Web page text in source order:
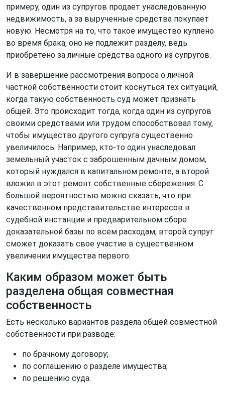
примеру, один из супругов продает унаследованную
недвижимость, а за вырученные средства покупает
новую. Несмотря на то, что такое имущество куплено
во время брака, оно не подлежит разделу, ведь
приобретено за личные средства одного из супругов.
И в завершение рассмотрения вопроса о личной
частной собственности стоит коснуться тех ситуаций,
когда такую собственность суд может признать
общей. Это происходит тогда, когда один из супругов
своими средствами или трудом способствовал тому,
чтобы имущество другого супруга существенно
увеличилось. Например, кто-то один унаследовал
земельный участок с заброшенным дачным домом,
который нуждался в капитальном ремонте, а второй
вложил в этот ремонт собственные сбережения. С
большой вероятностью можно сказать, что при
качественном представительстве интересов в
судебной инстанции и предварительном сборе
доказательной базы по всем расходам, второй супруг
сможет доказать свое участие в существенном
увеличении имущества первого.
Каким образом может быть
разделена общая совместная
собственность
Есть несколько вариантов раздела общей совместной
собственности при разводе:
по брачному договору;
по соглашению о разделе имущества;
по решению суда.